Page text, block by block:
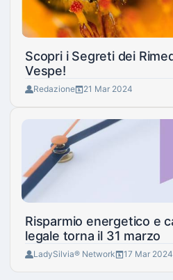
Scopri i Segreti dei
Vespe!
Redazione 21 Mar 2024
Risparmio energetico e
legale torna il 31 marzo
LadySilvia® Network 17 Mar 2024